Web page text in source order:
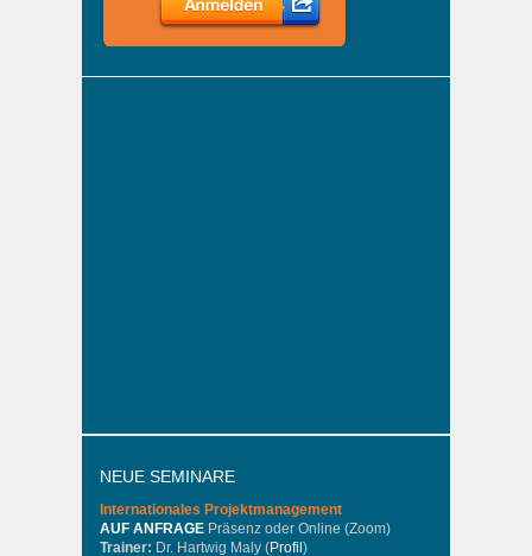
NEUE SEMINARE
Internationales Projektmanagement
AUF ANFRAGE Präsenz oder Online (Zoom)
Trainer: Dr. Hartwig Maly (Profil)